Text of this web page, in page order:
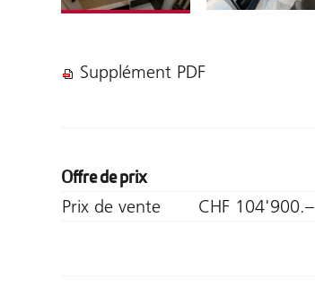
Supplément PDF
Offre de prix
Prix de vente CHF 104'900.–